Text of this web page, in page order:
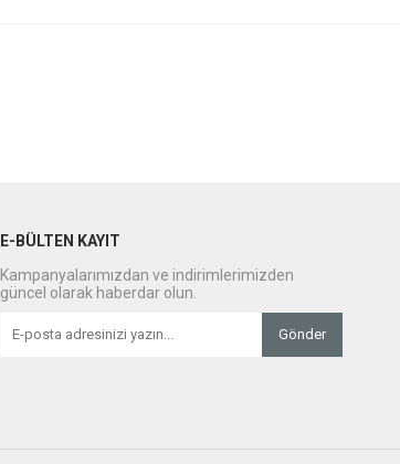
E-BÜLTEN KAYIT
Kampanyalarımızdan ve indirimlerimizden
güncel olarak haberdar olun.
Gönder